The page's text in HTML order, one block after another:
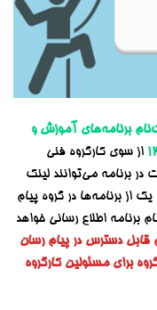
برنامه‌های آموزش و
از سوی کارگروه فنی
برنامه می‌توانند لینک
از برنامه‌ها در گروه پیام
اطلاع رسانی خواهد
قابل دسترس در پیام رسان
برای مسئولین کارگروه